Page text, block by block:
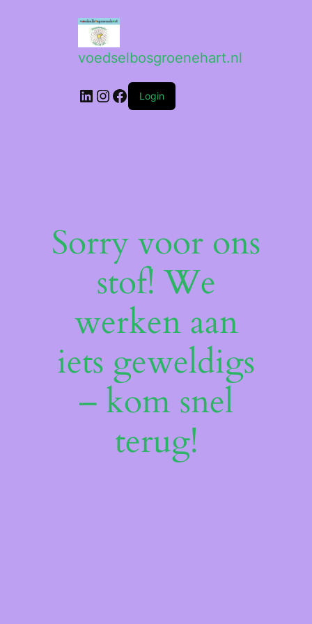
voedselbosgroenehart.nl
LinkedIn
Instagram
Facebook
Login
Sorry voor ons
stof! We
werken aan
iets geweldigs
– kom snel
terug!